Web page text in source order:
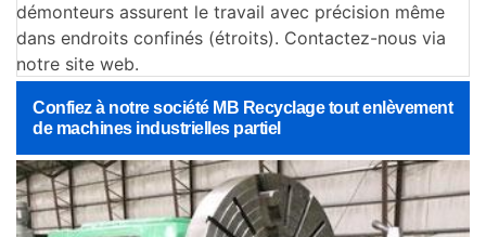
démonteurs assurent le travail avec précision même
dans endroits confinés (étroits). Contactez-nous via
notre site web.
Confiez à notre société MB Recyclage tout enlèvement
de machines industrielles partiel